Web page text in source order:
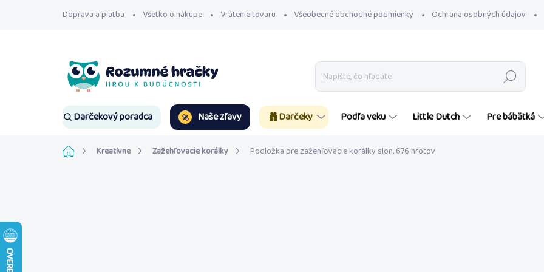
Doprava a platba Všetko o nákupe Vrátenie tovaru Všeobecné obchodné podmienky Ochrana osobných údajov
Hľadať
Darčekový poradca Naše zľavy Darčeky Podľa veku Little Dutch Pre bábätká
DomovKreatívne Zažehľovacie korálky Podložka pre zažehľovacie korálky slon, 676 hrotov